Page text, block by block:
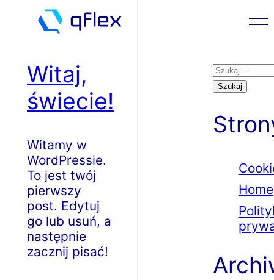
Witaj,
świecie!
Witamy w
WordPressie.
To jest twój
pierwszy
post. Edytuj
go lub usuń, a
następnie
zacznij pisać!
Szukaj:
Home